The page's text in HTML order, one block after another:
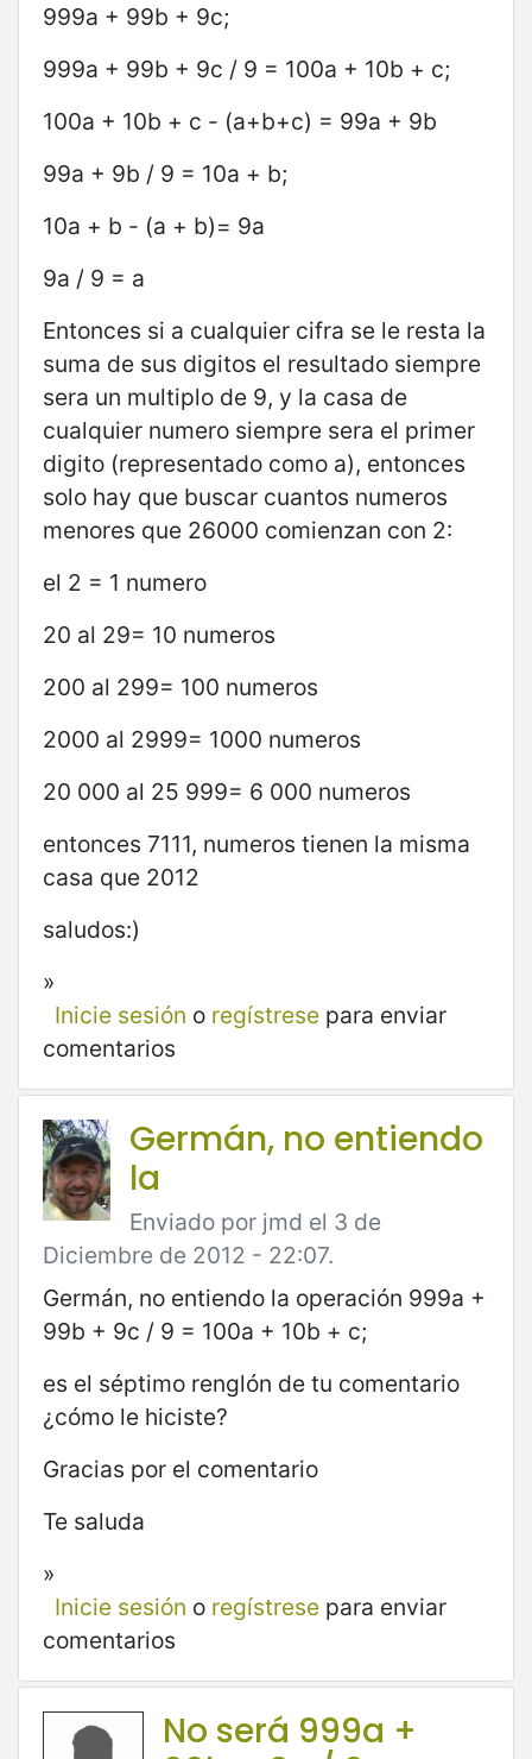
999a + 99b + 9c;
999a + 99b + 9c / 9 = 100a + 10b + c;
100a + 10b + c - (a+b+c) = 99a + 9b
99a + 9b / 9 = 10a + b;
10a + b - (a + b)= 9a
9a / 9 = a
Entonces si a cualquier cifra se le resta la
suma de sus digitos el resultado siempre
sera un multiplo de 9, y la casa de
cualquier numero siempre sera el primer
digito (representado como a), entonces
solo hay que buscar cuantos numeros
menores que 26000 comienzan con 2:
el 2 = 1 numero
20 al 29= 10 numeros
200 al 299= 100 numeros
2000 al 2999= 1000 numeros
20 000 al 25 999= 6 000 numeros
entonces 7111, numeros tienen la misma
casa que 2012
saludos:)
»
Inicie sesión o regístresepara enviar
comentarios
Germán, no entiendo
la
Enviado por jmd el 3 de
Diciembre de 2012 - 22:07.
Germán, no entiendo la operación 999a +
99b + 9c / 9 = 100a + 10b + c;
es el séptimo renglón de tu comentario
¿cómo le hiciste?
Gracias por el comentario
Te saluda
»
Inicie sesión o regístresepara enviar
comentarios
No será 999a +